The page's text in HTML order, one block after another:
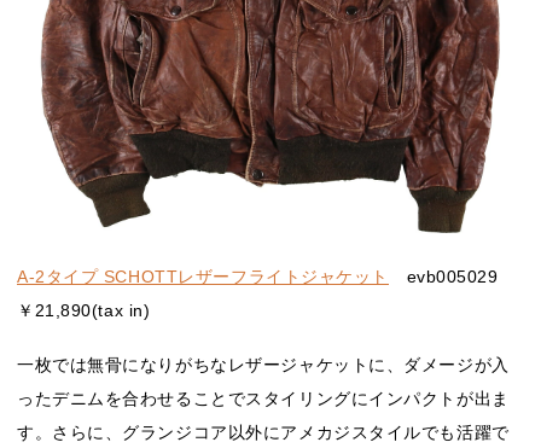
A-2タイプ SCHOTTレザーフライトジャケット
evb005029
￥21,890(tax in)
一枚では無骨になりがちなレザージャケットに、ダメージが入
ったデニムを合わせることでスタイリングにインパクトが出ま
す。さらに、グランジコア以外にアメカジスタイルでも活躍で